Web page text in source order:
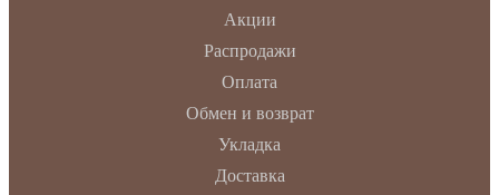
Акции
Распродажи
Оплата
Обмен и возврат
Укладка
Доставка